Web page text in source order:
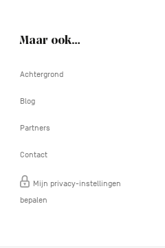
Maar ook…
Achtergrond
Blog
Partners
Contact
Mijn privacy-instellingen
bepalen